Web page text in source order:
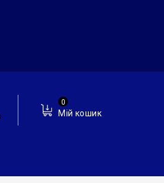
Мій кошик
0